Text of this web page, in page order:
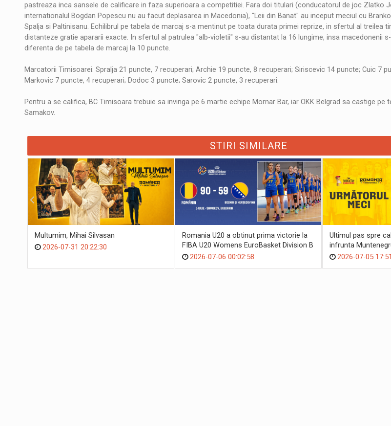
pastreaza inca sansele de calificare in faza superioara a competitiei. Fara doi titulari (conducatorul de joc Zlatko
internationalul Bogdan Popescu nu au facut deplasarea in Macedonia), "Leii din Banat" au inceput meciul cu
Spalja si Paltinisanu. Echilibrul pe tabela de marcaj s-a mentinut pe toata durata primei reprize, in sfertul al treilea
distanteze gratie apararii exacte. In sfertul al patrulea "alb-violetii" s-au distantat la 16 lungime, insa macedonenii
diferenta de pe tabela de marcaj la 10 puncte.
Marcatorii Timisoarei: Spralja 21 puncte, 7 recuperari; Archie 19 puncte, 8 recuperari; Siriscevic 14 puncte; Cuic 7
Markovic 7 puncte, 4 recuperari; Dodoc 3 puncte; Sarovic 2 puncte, 3 recuperari.
Pentru a se califica, BC Timisoara trebuie sa invinga pe 6 martie echipe Mornar Bar, iar OKK Belgrad sa castige pe
Samakov.
STIRI SIMILARE
Multumim, Mihai Silvasan
2026-07-31 20:22:30
Romania U20 a obtinut prima victorie la
FIBA U20 Womens EuroBasket Division B
2026-07-06 00:02:58
Ultimul pas spre
infrunta
2026-07-05